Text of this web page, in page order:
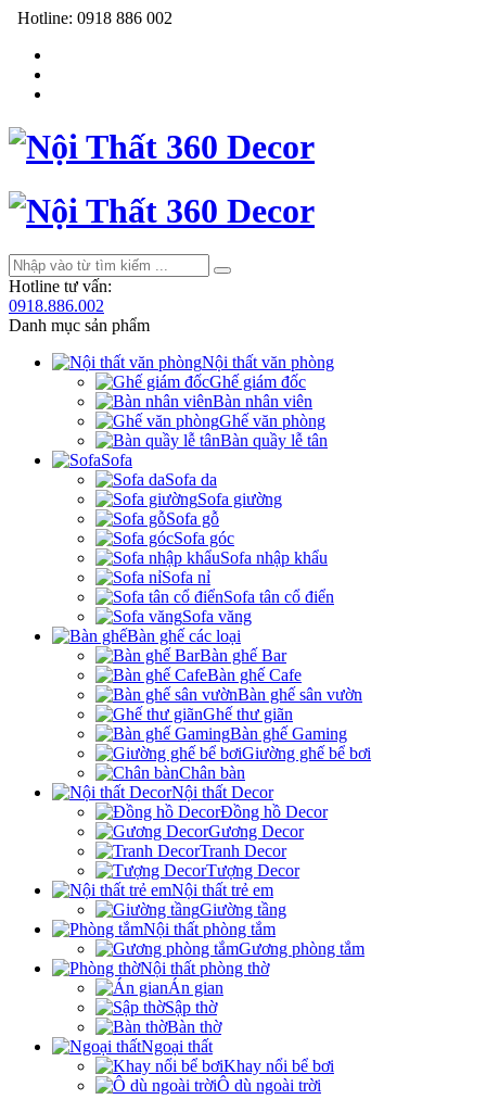
Hotline: 0918 886 002
Hotline tư vấn:
0918.886.002
Danh mục sản phẩm
Nội thất văn phòng
Ghế giám đốc
Bàn nhân viên
Ghế văn phòng
Bàn quầy lễ tân
Sofa
Sofa da
Sofa giường
Sofa gỗ
Sofa góc
Sofa nhập khẩu
Sofa nỉ
Sofa tân cổ điển
Sofa văng
Bàn ghế các loại
Bàn ghế Bar
Bàn ghế Cafe
Bàn ghế sân vườn
Ghế thư giãn
Bàn ghế Gaming
Giường ghế bể bơi
Chân bàn
Nội thất Decor
Đồng hồ Decor
Gương Decor
Tranh Decor
Tượng Decor
Nội thất trẻ em
Giường tầng
Nội thất phòng tắm
Gương phòng tắm
Nội thất phòng thờ
Án gian
Sập thờ
Bàn thờ
Ngoại thất
Khay nổi bể bơi
Ô dù ngoài trời